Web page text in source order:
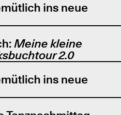
ins neue
Meine kleine
2.0
ins neue